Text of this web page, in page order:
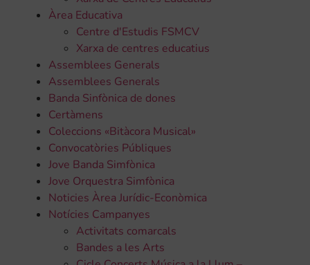
Àrea Educativa
Centre d'Estudis FSMCV
Xarxa de centres educatius
Assemblees Generals
Assemblees Generals
Banda Sinfònica de dones
Certàmens
Coleccions «Bitàcora Musical»
Convocatòries Públiques
Jove Banda Simfònica
Jove Orquestra Simfònica
Noticies Àrea Jurídic-Econòmica
Notícies Campanyes
Activitats comarcals
Bandes a les Arts